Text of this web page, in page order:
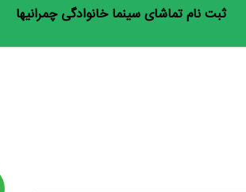
ثبت نام تماشای سینما خانوادگی چمرانیها